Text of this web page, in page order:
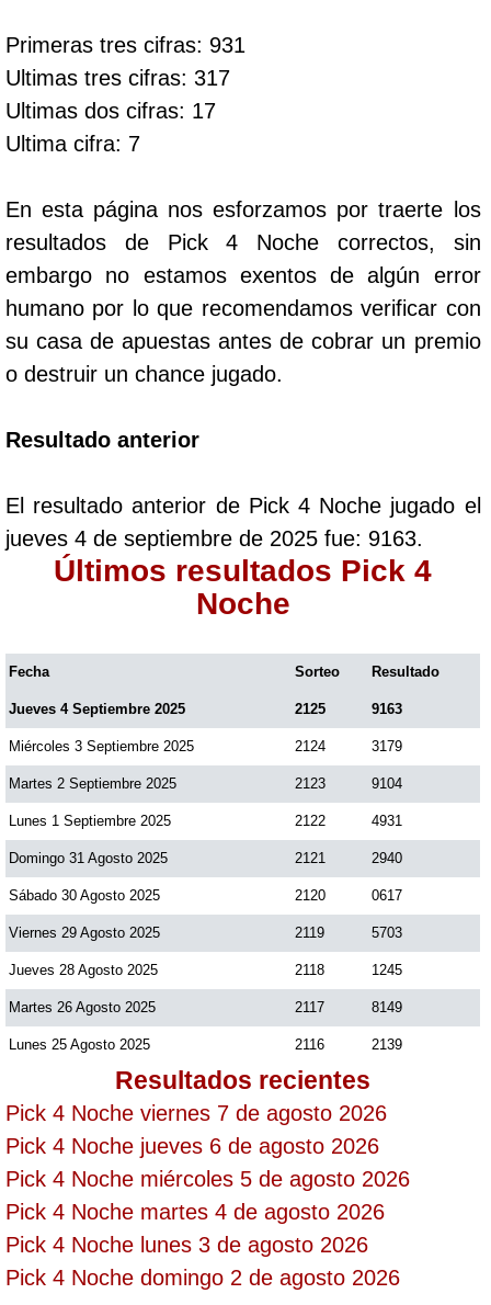
Dorado Mañana
Dorado Tarde
Fantástica Día
Fantástica Noche
Motilon Tarde
Motilon Noche
Paisita Día
Paisita Noche
Paisita 3
Pick 3 Día
Pick 3 Noche
Pick 4 Día
Pick 4 Noche
Pijao de Oro
Saman de la suerte
Sinuano Día
Sinuano Noche
Super Chontico Noche
Primeras tres cifras: 931
Ultimas tres cifras: 317
Ultimas dos cifras: 17
Ultima cifra: 7
En esta página nos esforzamos por traerte los
resultados de Pick 4 Noche correctos, sin
embargo no estamos exentos de algún error
humano por lo que recomendamos verificar con
su casa de apuestas antes de cobrar un premio
o destruir un chance jugado.
Resultado anterior
El resultado anterior de Pick 4 Noche jugado el
jueves 4 de septiembre de 2025 fue: 9163.
Últimos resultados Pick 4
Noche
Fecha Sorteo Resultado
Jueves 4 Septiembre 2025 2125 9163
Miércoles 3 Septiembre 2025 2124 3179
Martes 2 Septiembre 2025 2123 9104
Lunes 1 Septiembre 2025 2122 4931
Domingo 31 Agosto 2025 2121 2940
Sábado 30 Agosto 2025 2120 0617
Viernes 29 Agosto 2025 2119 5703
Jueves 28 Agosto 2025 2118 1245
Martes 26 Agosto 2025 2117 8149
Lunes 25 Agosto 2025 2116 2139
Resultados recientes
Pick 4 Noche viernes 7 de agosto 2026
Pick 4 Noche jueves 6 de agosto 2026
Pick 4 Noche miércoles 5 de agosto 2026
Pick 4 Noche martes 4 de agosto 2026
Pick 4 Noche lunes 3 de agosto 2026
Pick 4 Noche domingo 2 de agosto 2026